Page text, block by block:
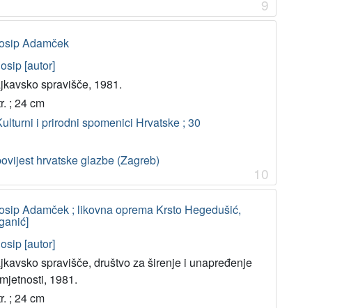
9
Adamček
[autor]
spravišče, 1981.
; 24 cm
i prirodni spomenici Hrvatske ; 30
hrvatske glazbe (Zagreb)
10
Adamček ; likovna oprema Krsto Hegedušić,
[autor]
spravišče, društvo za širenje i unapređenje
1981.
; 24 cm